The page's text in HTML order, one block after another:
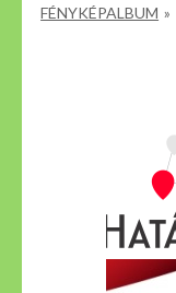
FÉNYKÉPALBUM »